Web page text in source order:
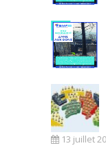
13 juillet